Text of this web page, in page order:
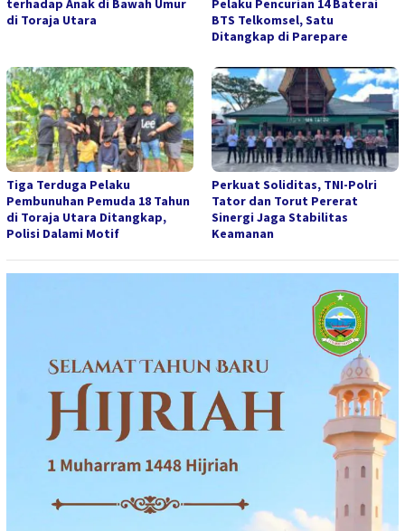
terhadap Anak di Bawah Umur
di Toraja Utara
Pelaku Pencurian 14 Baterai
BTS Telkomsel, Satu
Ditangkap di Parepare
Tiga Terduga Pelaku
Pembunuhan Pemuda 18 Tahun
di Toraja Utara Ditangkap,
Polisi Dalami Motif
Perkuat Soliditas, TNI-Polri
Tator dan Torut Pererat
Sinergi Jaga Stabilitas
Keamanan